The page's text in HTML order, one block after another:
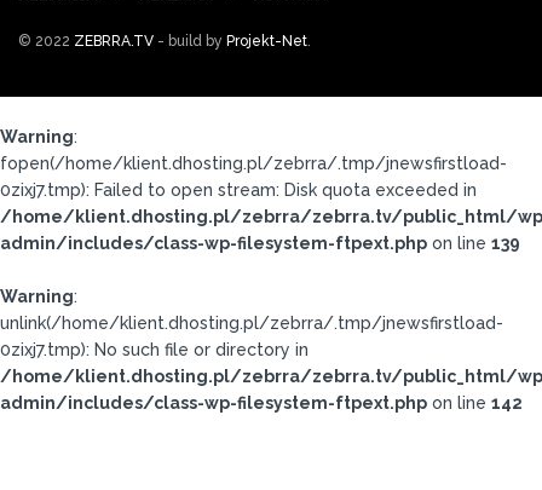
© 2022 ZEBRRA.TV - build by Projekt-Net.
Warning:
fopen(/home/klient.dhosting.pl/zebrra/.tmp/jnewsfirstload-
0zixj7.tmp): Failed to open stream: Disk quota exceeded in
/home/klient.dhosting.pl/zebrra/zebrra.tv/public_html/
admin/includes/class-wp-filesystem-ftpext.php on line 139
Warning:
unlink(/home/klient.dhosting.pl/zebrra/.tmp/jnewsfirstload-
0zixj7.tmp): No such file or directory in
/home/klient.dhosting.pl/zebrra/zebrra.tv/public_html/
admin/includes/class-wp-filesystem-ftpext.php on line 142